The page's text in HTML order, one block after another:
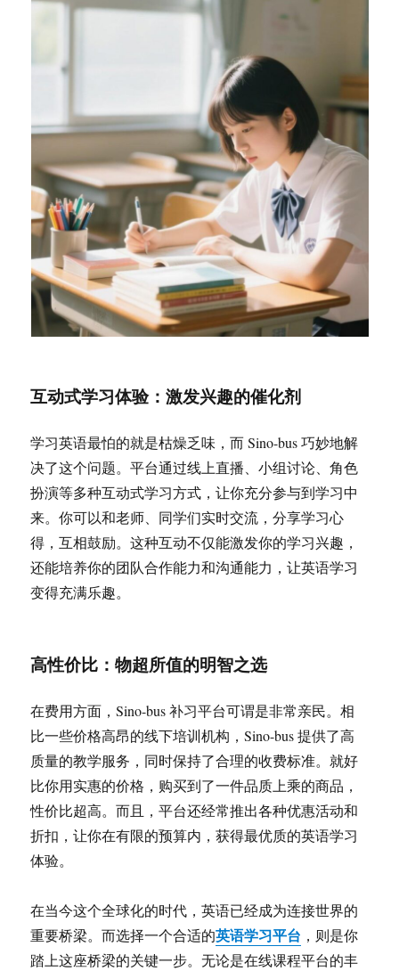
互动式学习体验：激发兴趣的催化剂
学习英语最怕的就是枯燥乏味，而 Sino-bus 巧妙地解
决了这个问题。平台通过线上直播、小组讨论、角色
扮演等多种互动式学习方式，让你充分参与到学习中
来。你可以和老师、同学们实时交流，分享学习心
得，互相鼓励。这种互动不仅能激发你的学习兴趣，
还能培养你的团队合作能力和沟通能力，让英语学习
变得充满乐趣。
高性价比：物超所值的明智之选
在费用方面，Sino-bus 补习平台可谓是非常亲民。相
比一些价格高昂的线下培训机构，Sino-bus 提供了高
质量的教学服务，同时保持了合理的收费标准。就好
比你用实惠的价格，购买到了一件品质上乘的商品，
性价比超高。而且，平台还经常推出各种优惠活动和
折扣，让你在有限的预算内，获得最优质的英语学习
体验。
在当今这个全球化的时代，英语已经成为连接世界的
重要桥梁。而选择一个合适的英语学习平台 ，则是你
踏上这座桥梁的关键一步。无论是在线课程平台的丰